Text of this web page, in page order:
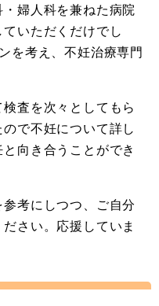
婦人科を兼ねた病院
いただくだけでし
を考え、不妊治療専門
査を次々としてもら
で不妊について詳し
向き合うことができ
考にしつつ、ご自分
さい。応援していま